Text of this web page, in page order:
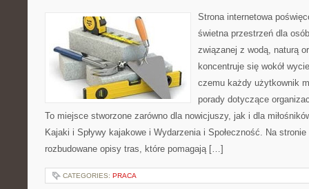
Strona internetowa
świetna przestrzeń dla
związanej z wodą, naturą
koncentruje się wokół
czemu każdy użytkownik
porady dotyczące
To miejsce stworzone zarówno dla nowicjuszy, jak i dla
Kajaki i Spływy kajakowe i Wydarzenia i Społeczność. Na
rozbudowane opisy tras, które pomagają […]
CATEGORIES: PRACA